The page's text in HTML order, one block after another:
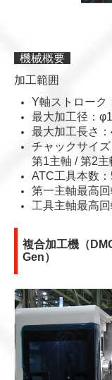
機械概要
加工範囲
Y軸ストローク
最大加工径：
最大加工長さ
チャックサイズ
第1主軸 / 第2
ATC工具本数
第一主軸最高
工具主軸最高
複合加工機（
Gen）